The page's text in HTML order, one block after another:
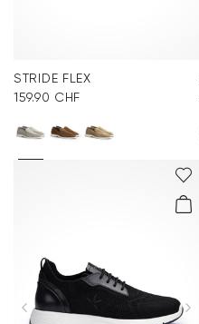
STRIDE FLEX
159.90 CHF